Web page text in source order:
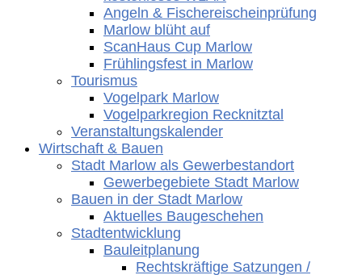
Angeln & Fischereischeinprüfung
Marlow blüht auf
ScanHaus Cup Marlow
Frühlingsfest in Marlow
Tourismus
Vogelpark Marlow
Vogelparkregion Recknitztal
Veranstaltungskalender
Wirtschaft & Bauen
Stadt Marlow als Gewerbestandort
Gewerbegebiete Stadt Marlow
Bauen in der Stadt Marlow
Aktuelles Baugeschehen
Stadtentwicklung
Bauleitplanung
Rechtskräftige Satzungen /